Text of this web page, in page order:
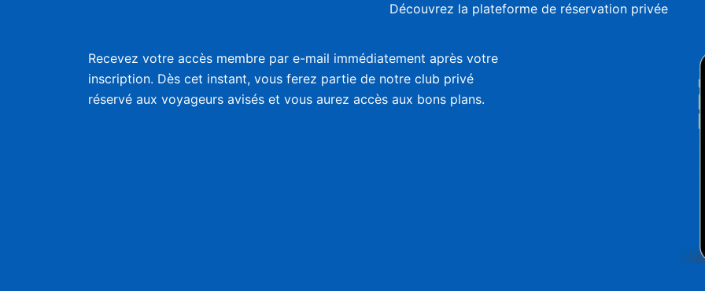
Découvrez la plateforme de réservation privée
Recevez votre accès membre par e-mail immédiatement après votre
inscription. Dès cet instant, vous ferez partie de notre club privé
réservé aux voyageurs avisés et vous aurez accès aux bons plans.